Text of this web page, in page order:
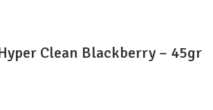
Clean Blackberry – 45gr